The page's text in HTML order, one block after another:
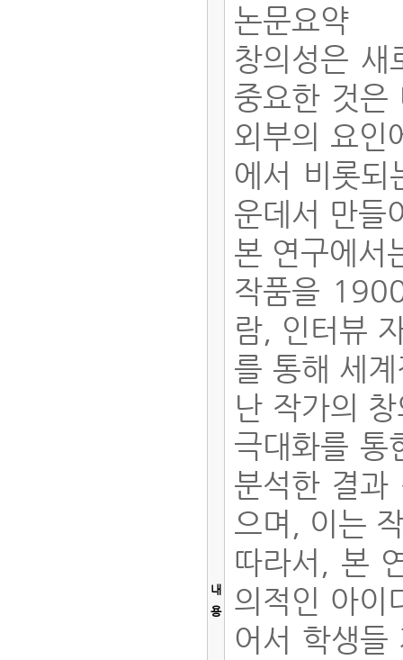
내
용
논문요약
창의성은 새
중요한 것은
외부의 요인
에서 비롯되
운데서 만들
본 연구에서
작품을
람, 인터뷰
를 통해 세
난 작가의
극대화를 통
분석한 결과
으며, 이는
따라서, 본
의적인 아이
어서 학생들